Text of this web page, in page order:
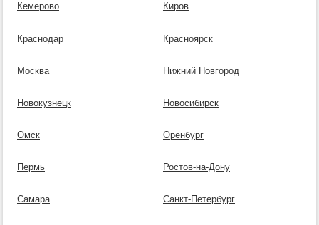
Кемерово Киров
Краснодар Красноярск
Москва Нижний Новгород
Новокузнецк Новосибирск
Омск Оренбург
Пермь Ростов-на-Дону
Самара Санкт-Петербург